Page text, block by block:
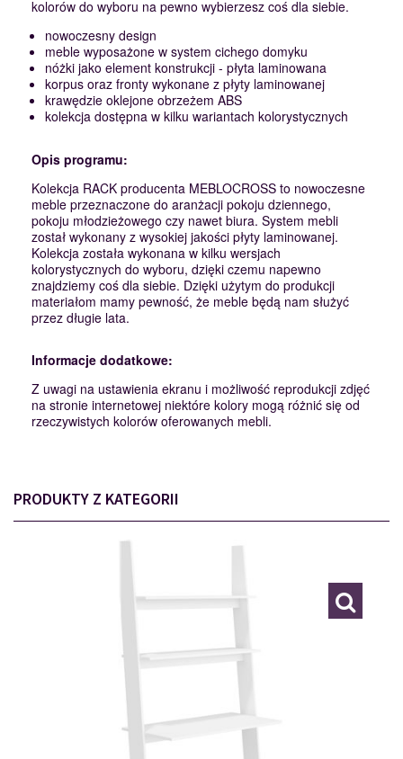
kolorów do wyboru na pewno wybierzesz coś dla siebie.
nowoczesny design
meble wyposażone w system cichego domyku
nóżki jako element konstrukcji - płyta laminowana
korpus oraz fronty wykonane z płyty laminowanej
krawędzie oklejone obrzeżem ABS
kolekcja dostępna w kilku wariantach kolorystycznych
Opis programu:
Kolekcja RACK producenta MEBLOCROSS to nowoczesne
meble przeznaczone do aranżacji pokoju dziennego,
pokoju młodzieżowego czy nawet biura. System mebli
został wykonany z wysokiej jakości płyty laminowanej.
Kolekcja została wykonana w kilku wersjach
kolorystycznych do wyboru, dzięki czemu napewno
znajdziemy coś dla siebie. Dzięki użytym do produkcji
materiałom mamy pewność, że meble będą nam służyć
przez długie lata.
Informacje dodatkowe:
Z uwagi na ustawienia ekranu i możliwość reprodukcji zdjęć
na stronie internetowej niektóre kolory mogą różnić się od
rzeczywistych kolorów oferowanych mebli.
PRODUKTY Z KATEGORII
RAC-01